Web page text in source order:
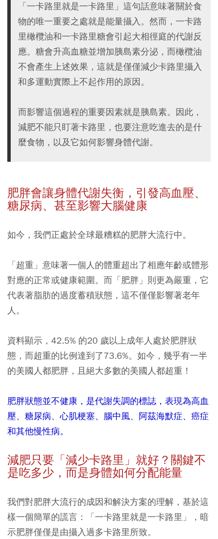
「一卡路里就是一卡路里」這句話意味著關於食
物的唯一重要之處就是能量攝入。然而，一卡路
里橄欖油和一卡路里糖會引起大相徑庭的代謝反
應。糖會升高血糖並增加胰島素分泌，而橄欖油
不會產生上述效果，這就是僅僅減少卡路里攝入
和多運動實際上不起作用的原因。
而影響這個過程的重要因素就是胰島素。因此，
減肥不能只盯著卡路里，也要注意吃進去的是什
麼食物，以及它如何影響身體代謝。
肥胖會讓身體代謝失衡，引發高血壓、
糖尿病、甚至影響大腦健康
如今，我們正處於全球最糟糕的肥胖大流行中。
「超重」意味著一個人的體重超出了相應年齡或體形
對應的正常或健康範圍。而「肥胖」則更為嚴重，它
代表著脂肪的過度蓄積狀態，這不僅僅影響著老年
人。
資料顯示，42.5% 的20 歲以上成年人處於肥胖狀
態，而超重的比例達到了73.6%。如今，幾乎有一半
的美國人都肥胖，且絕大多數的美國人都超重！
肥胖狀態並不健康，是代謝失調的標誌，表現為高血
壓、糖尿病、心肌梗塞、腦中風、阿茲海默症、癌症
和其他慢性病。
減肥只要「減少卡路里」就好？關鍵不
是吃多少，而是身體如何分配能量
我們對肥胖大流行的成因和解決方案的理解，基於這
樣一個簡單的謊言：「一卡路里就是一卡路里」，暗
示肥胖僅僅是由攝入過多卡路里所致。